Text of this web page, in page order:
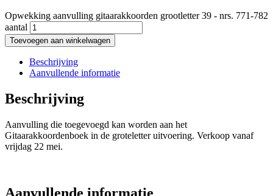
Opwekking aanvulling gitaarakkoorden grootletter 39 - nrs. 771-782
aantal
Toevoegen aan winkelwagen
Beschrijving
Aanvullende informatie
Beschrijving
Aanvulling die toegevoegd kan worden aan het
Gitaarakkoordenboek in de groteletter uitvoering. Verkoop vanaf
vrijdag 22 mei.